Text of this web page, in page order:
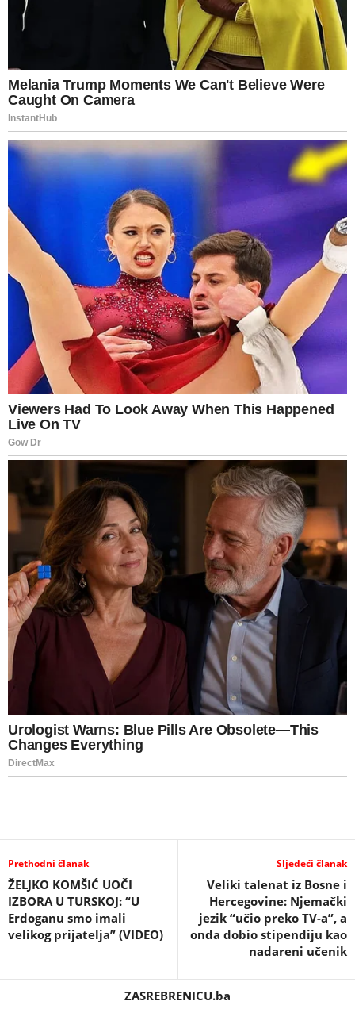
Prethodni članak
ŽELJKO KOMŠIĆ UOČI
IZBORA U TURSKOJ: “U
Erdoganu smo imali
velikog prijatelja” (VIDEO)
Sljedeći članak
Veliki talenat iz Bosne i
Hercegovine: Njemački
jezik “učio preko TV-a”, a
onda dobio stipendiju kao
nadareni učenik
ZASREBRENICU.ba